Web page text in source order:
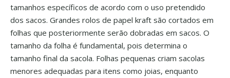
tamanhos específicos de acordo com o uso pretendido
dos sacos. Grandes rolos de papel kraft são cortados em
folhas que posteriormente serão dobradas em sacos. O
tamanho da folha é fundamental, pois determina o
tamanho final da sacola. Folhas pequenas criam sacolas
menores adequadas para itens como joias, enquanto